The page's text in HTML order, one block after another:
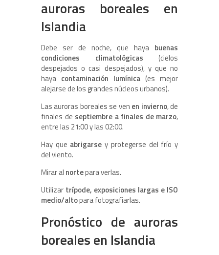
auroras boreales en
Islandia
Debe ser de noche, que haya buenas
condiciones climatológicas (cielos
despejados o casi despejados), y que no
haya contaminación lumínica (es mejor
alejarse de los grandes núcleos urbanos).
Las auroras boreales se ven en invierno, de
finales de septiembre a finales de marzo,
entre las 21:00 y las 02:00.
Hay que abrigarse y protegerse del frío y
del viento.
Mirar al nortepara verlas.
Utilizar trípode, exposiciones largas e ISO
medio/altopara fotografiarlas.
Pronóstico de auroras
boreales en Islandia